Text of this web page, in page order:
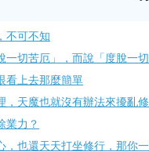
不可不知
一切苦厄」，而說「度脫一
看上去那麼簡單
，天魔也就沒有辦法來擾亂
業力？​
，也還天天打坐修行，那你